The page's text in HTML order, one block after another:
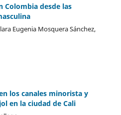
Colombia desde las
Eugenia Mosquera Sánchez,
los canales minorista y
en la ciudad de Cali